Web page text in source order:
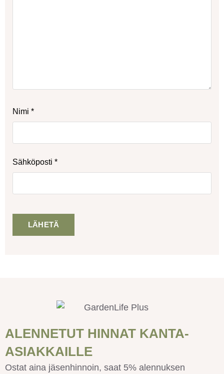
Nimi *
Sähköposti *
ALENNETUT HINNAT KANTA-
ASIAKKAILLE
Ostat aina jäsenhinnoin, saat 5% alennuksen